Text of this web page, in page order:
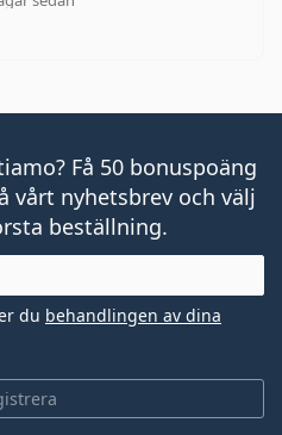
4 av 5
Få 50 bonuspoäng
vårt nyhetsbrev och välj
beställning.
du behandlingen av dina